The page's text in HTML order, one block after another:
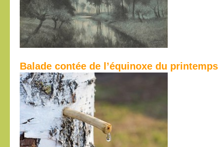
Balade contée de l’équinoxe du printemps